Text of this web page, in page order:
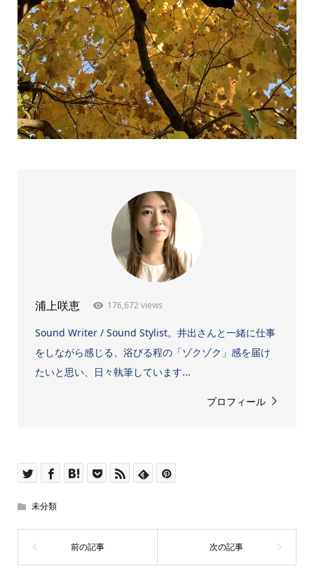
浦上咲恵 176,672 views
Sound Writer / Sound Stylist。井出さんと一緒に仕事
をしながら感じる、浴びる程の「ゾクゾク」感を届け
たいと思い、日々執筆しています...
プロフィール
未分類